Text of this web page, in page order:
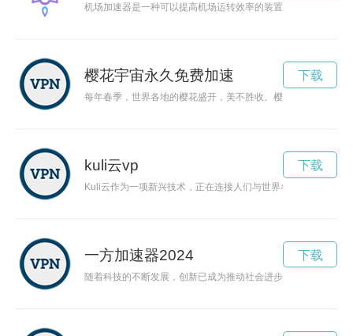
机场加速器是一种可以提高机场运转效率的装置，可以帮助旅
樱花宇宙永久免费加速
每年春季，世界各地的樱花盛开，美不胜收。樱花的绽放就像
下载
kuli云vp
Kuli云作为一项新兴技术，正在连接人们与世界各地的信息，为
下载
一方加速器2024
随着科技的不断发展，创新已成为推动社会进步的关键力量。
下载